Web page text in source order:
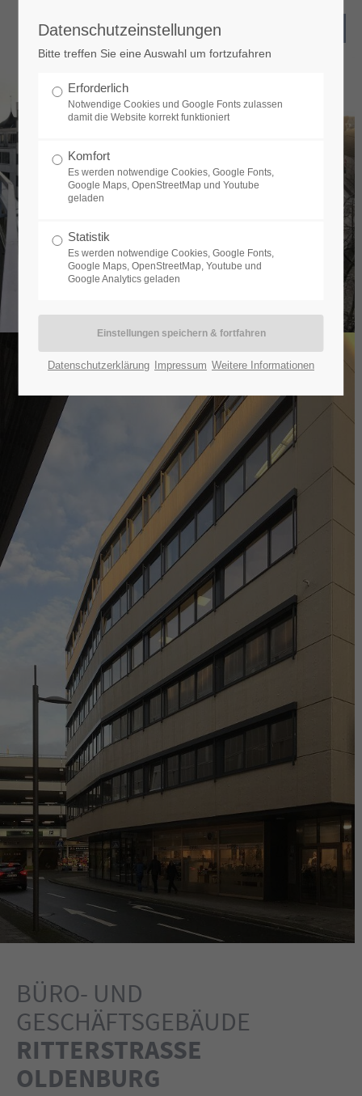
BÜRO- UND
GESCHÄFTSGEBÄUDE
RITTERSTRASSE
OLDENBURG
Datenschutzeinstellungen
Bitte treffen Sie eine Auswahl um fortzufahren
Erforderlich
Notwendige Cookies und Google Fonts zulassen
damit die Website korrekt funktioniert
Komfort
Es werden notwendige Cookies, Google Fonts,
Google Maps, OpenStreetMap und Youtube
geladen
Statistik
Es werden notwendige Cookies, Google Fonts,
Google Maps, OpenStreetMap, Youtube und
Google Analytics geladen
Datenschutzerklärung Impressum Weitere Informationen